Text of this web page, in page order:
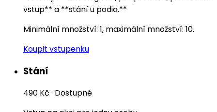
vstup** a **stání u podia.**
Minimální množství: 1, maximální množství: 10.
Koupit vstupenku
Stání
490 Kč · Dostupné